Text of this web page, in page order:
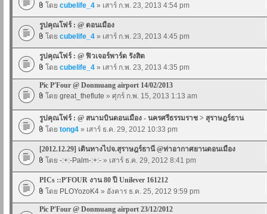
โดย cubelife_4 » เสาร์ ก.พ. 23, 2013 4:54 pm
รูปคุณโฟร์ : @ ดอนเมือง
โดย cubelife_4 » เสาร์ ก.พ. 23, 2013 4:45 pm
รูปคุณโฟร์ : @ ฟิวเจอร์พาร์ด รังสิต
โดย cubelife_4 » เสาร์ ก.พ. 23, 2013 4:35 pm
Pic P'Four @ Donmuang airport 14/02/2013
โดย great_theflute » ศุกร์ ก.พ. 15, 2013 1:13 am
รูปคุณโฟร์ : @ สนามบินดอนเมือง - นครศรีธรรมราช > สุราษฎร์ธาน
โดย tong4 » เสาร์ ธ.ค. 29, 2012 10:33 pm
[2012.12.29] เดินทางไปจ.สุราษฎร์ธานี @ท่าอากาศยานดอนเมือง
โดย -:+:-Palm-:+:- » เสาร์ ธ.ค. 29, 2012 8:41 pm
PICs ::P'FOUR งาน 80 ปี Unilever 161212
โดย PLOYozoK4 » อังคาร ธ.ค. 25, 2012 9:59 pm
Pic P'Four @ Donmuang airport 23/12/2012